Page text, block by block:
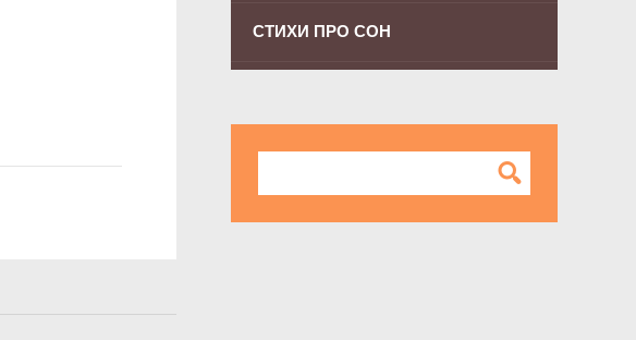
СТИХИ ПРО СОН